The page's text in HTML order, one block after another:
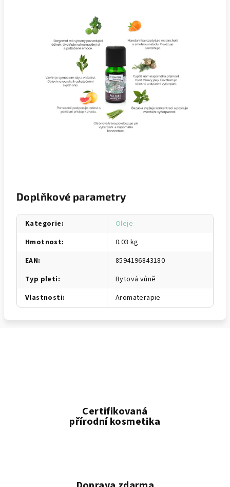
Certifikovaná
přírodní kosmetika
Doplňkové parametry
Kategorie:
Oleje
Hmotnost:
0.03 kg
EAN:
8594196843180
Typ pleti:
Bytová vůně
Vlastnosti: Aromaterapie